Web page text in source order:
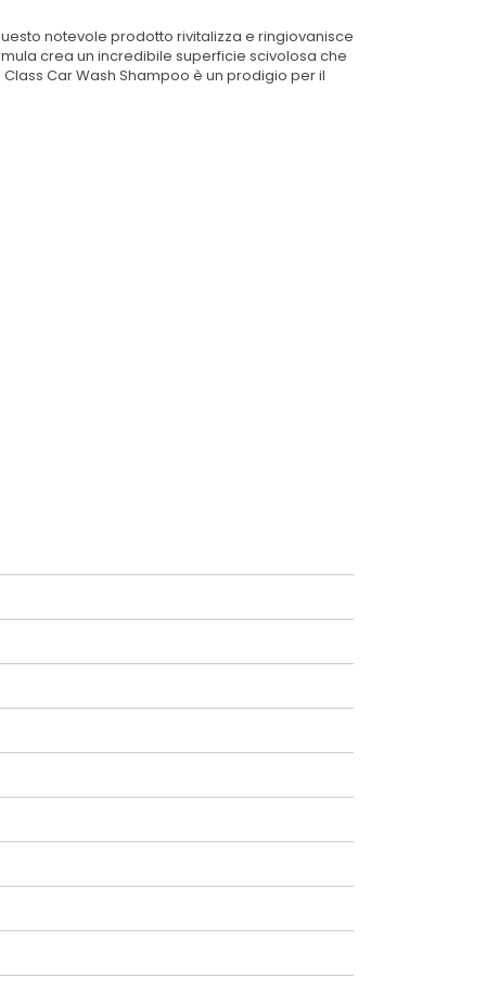
notevole prodotto rivitalizza e ringiovanisce
crea un incredibile superficie scivolosa che
Car Wash Shampoo è un prodigio per il